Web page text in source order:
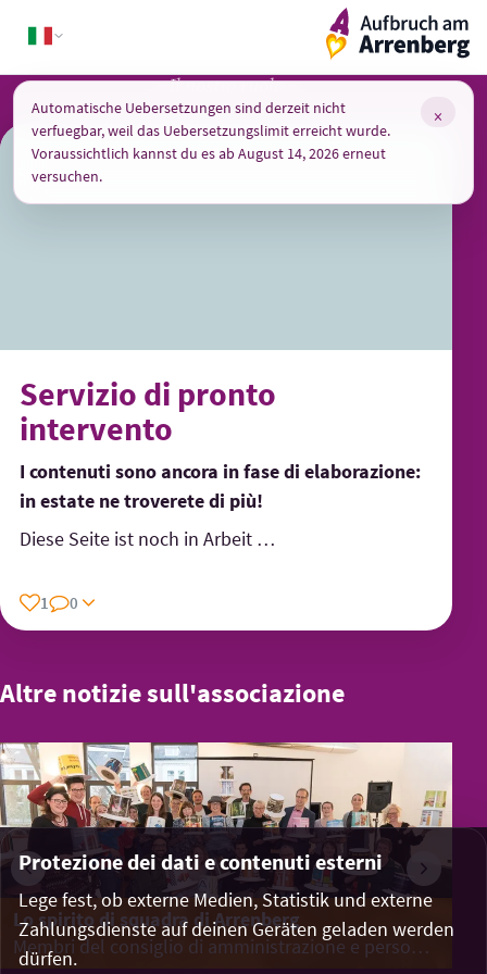
content
ArrenbergApp
Il nostro ruolo
Servizio di pronto
intervento
I contenuti sono ancora in fase di elaborazione:
in estate ne troverete di più!
Diese Seite ist noch in Arbeit …
1 0
Altre notizie sull'associazione
Lo spirito di squadra di Arrenberg
Membri del consiglio di amministrazione e persone che indossano il cappello*
Automatische Uebersetzungen sind derzeit nicht
verfuegbar, weil das Uebersetzungslimit erreicht wurde.
Voraussichtlich kannst du es ab August 14, 2026 erneut
versuchen.
×
Protezione dei dati e contenuti esterni
Lege fest, ob externe Medien, Statistik und externe
Zahlungsdienste auf deinen Geräten geladen werden
dürfen.